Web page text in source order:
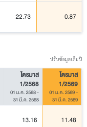
22.73 0.87
ปรับข้อมูลเต็มปี
ไตรมาส
1/2568
01 ม.ค. 2568-
31 มี.ค. 2568
ไตรมาส
1/2569
01 ม.ค. 2569-
31 มี.ค. 2569
13.16 11.48